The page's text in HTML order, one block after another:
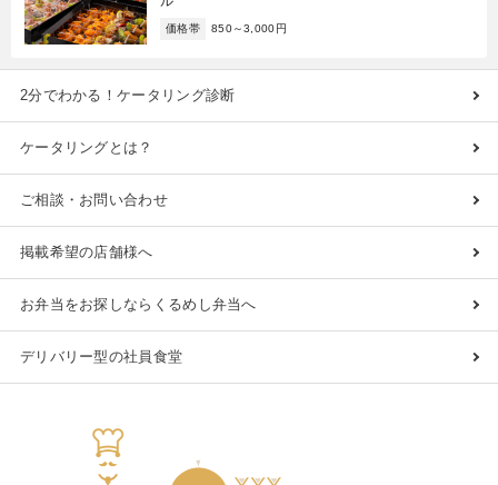
価格帯 850～3,000円
2分でわかる！ケータリング診断
ケータリングとは？
ご相談・お問い合わせ
掲載希望の店舗様へ
お弁当をお探しならくるめし弁当へ
デリバリー型の社員食堂